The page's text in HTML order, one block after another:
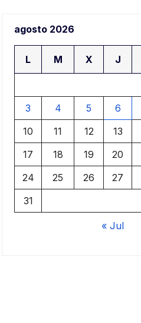
agosto 2026
L M X J
3
4 5 6
10
11 12 13
17
18 19 20
24
25 26 27
31
« Jul